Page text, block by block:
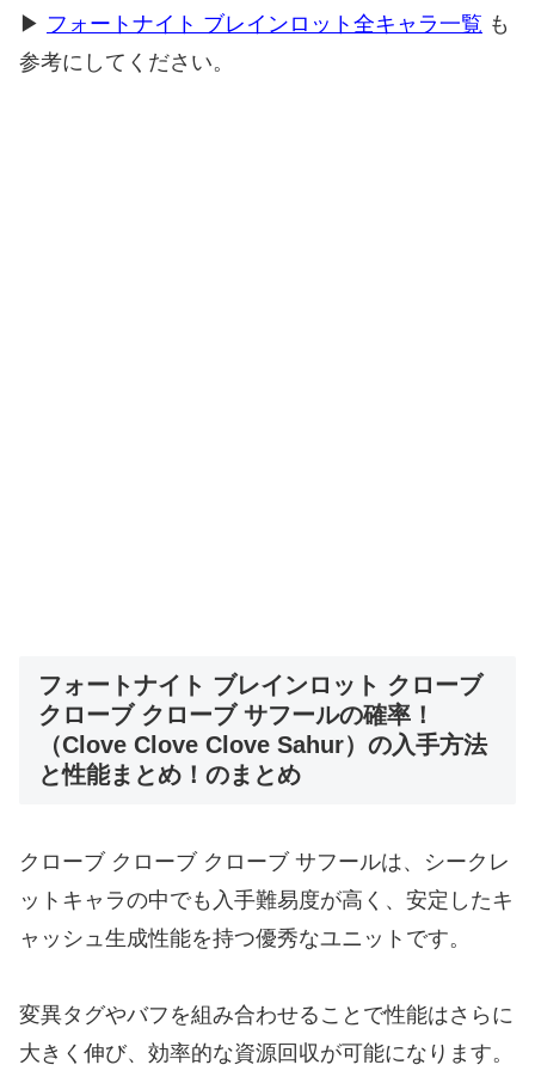
▶ フォートナイト ブレインロット全キャラ一覧 も
参考にしてください。
フォートナイト ブレインロット クローブ
クローブ クローブ サフールの確率！
（Clove Clove Clove Sahur）の入手方法
と性能まとめ！のまとめ
クローブ クローブ クローブ サフールは、シークレ
ットキャラの中でも入手難易度が高く、安定したキ
ャッシュ生成性能を持つ優秀なユニットです。
変異タグやバフを組み合わせることで性能はさらに
大きく伸び、効率的な資源回収が可能になります。